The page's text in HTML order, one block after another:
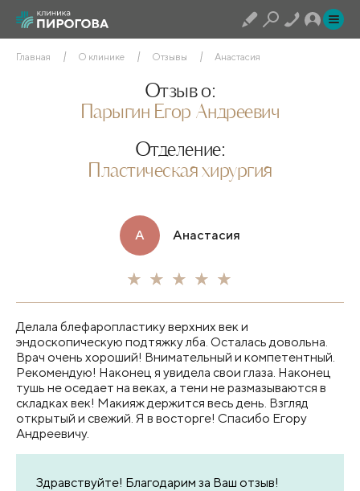
Главная О клинике Отзывы Анастасия
Отзыв о:
Парыгин Егор Андреевич
Отделение:
Пластическая хирургия
А Анастасия
Делала блефаропластику верхних век и
эндоскопическую подтяжку лба. Осталась довольна.
Врач очень хороший! Внимательный и компетентный.
Рекомендую! Наконец я увидела свои глаза. Наконец
тушь не оседает на веках, а тени не размазываются в
складках век! Макияж держится весь день. Взгляд
открытый и свежий. Я в восторге! Спасибо Егору
Андреевичу.
Здравствуйте! Благодарим за Ваш отзыв!